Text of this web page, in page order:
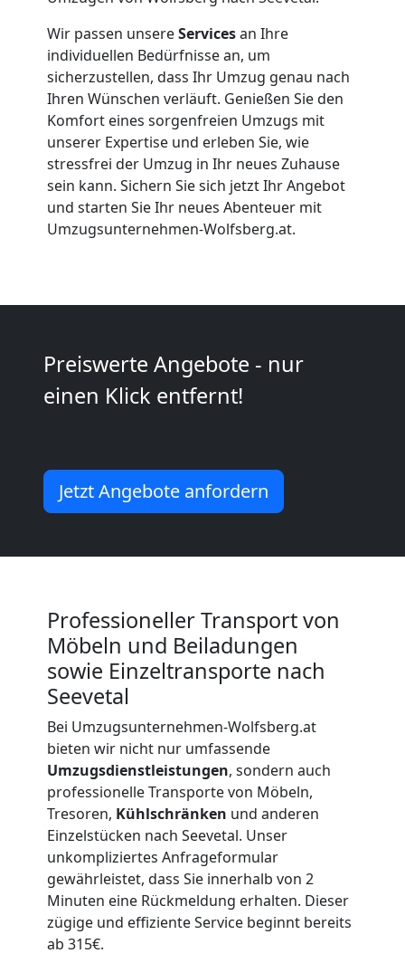
Wir passen unsereServicesan Ihre
individuellen Bedürfnisse an, um
sicherzustellen, dass Ihr Umzug genau nach
Ihren Wünschen verläuft. Genießen Sie den
Komfort eines sorgenfreien Umzugs mit
unserer Expertise und erleben Sie, wie
stressfrei der Umzug in Ihr neues Zuhause
sein kann. Sichern Sie sich jetzt Ihr Angebot
und starten Sie Ihr neues Abenteuer mit
Umzugsunternehmen-Wolfsberg.at.
Preiswerte Angebote - nur
einen Klick entfernt!
Jetzt Angebote anfordern
Professioneller Transport von
Möbeln und Beiladungen
sowie Einzeltransporte nach
Seevetal
Bei Umzugsunternehmen-Wolfsberg.at
bieten wir nicht nur umfassende
Umzugsdienstleistungen, sondern auch
professionelle Transporte von Möbeln,
Tresoren, Kühlschränken und anderen
Einzelstücken nach Seevetal. Unser
unkompliziertes Anfrageformular
gewährleistet, dass Sie innerhalb von 2
Minuten eine Rückmeldung erhalten. Dieser
zügige und effiziente Service beginnt bereits
ab 315€.
Wolfsberg
Büroumzug
Wolfsberg
Expressumzug
Tragehilfe
Wolfsberg
Umzug
Wolfsberg
Küchenumzug
Wolfsberg
Umzug
und
Lagerung
Wolfsberg
Full-